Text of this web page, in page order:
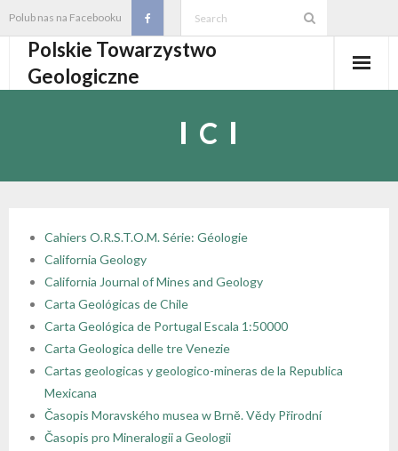
content
Polub nas na Facebooku
Polskie Towarzystwo
Geologiczne
- Historia
- Osobistości PTGeol
- Statut PTGeol i regulaminy
- Walny Zjazd Delegatów
- - Regulamin Walnego Zjazdu Delegatów
Oddziały, koła, sekcje
- - Oddział Gdański
- - Oddział Górnośląski
- - Oddział Karpacki
- - Oddział Krakowski
- - Sekcja Badań Strukturalnych i Geozagrożeń
- - Sekcja Geologii Samorządowej
- - Sekcja Historii Nauk Geologicznych
- Core Logging School COLOS
- Polski Kongres Geologiczny
- - I Kongres Geologiczny
- Zjazdy Naukowe PTGeol
Członkostwo
- Członkostwo
- Członkowie honorowi
Biblioteka
- Katalog (Online Public Access Catalog)
Nagrody i stypendia
C
Cahiers O.R.S.T.O.M. Série: Géologie
California Geology
California Journal of Mines and Geology
Carta Geológicas de Chile
Carta Geológica de Portugal Escala 1:50000
Carta Geologica delle tre Venezie
Cartas geologicas y geologico-mineras de la Republica
Mexicana
Časopis Moravského musea w Brně. Vědy Přirodní
Časopis pro Mineralogii a Geologii